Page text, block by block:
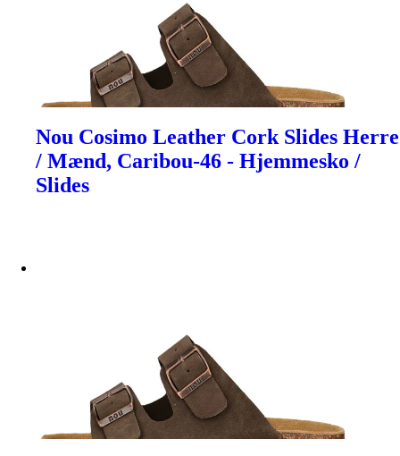
Nou Cosimo Leather Cork Slides Herre
/ Mænd, Caribou-46 - Hjemmesko /
Slides